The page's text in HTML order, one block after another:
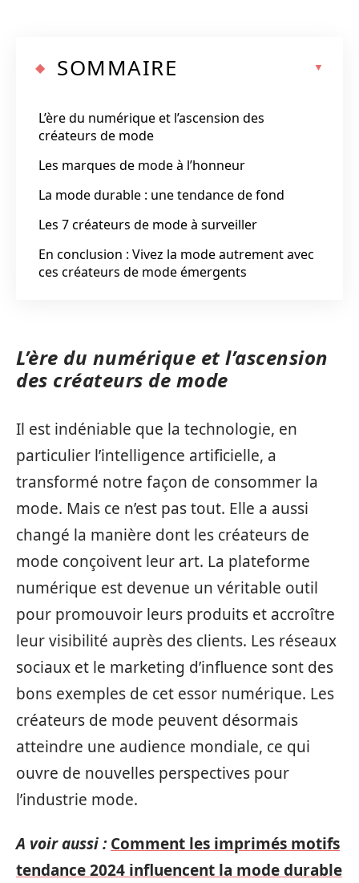
SOMMAIRE
L’ère du numérique et l’ascension des
créateurs de mode
Les marques de mode à l’honneur
La mode durable : une tendance de fond
Les 7 créateurs de mode à surveiller
En conclusion : Vivez la mode autrement avec
ces créateurs de mode émergents
L’ère du numérique et l’ascension
des créateurs de mode
Il est indéniable que la technologie, en
particulier l’intelligence artificielle, a
transformé notre façon de consommer la
mode. Mais ce n’est pas tout. Elle a aussi
changé la manière dont les créateurs de
mode conçoivent leur art. La plateforme
numérique est devenue un véritable outil
pour promouvoir leurs produits et accroître
leur visibilité auprès des clients. Les réseaux
sociaux et le marketing d’influence sont des
bons exemples de cet essor numérique. Les
créateurs de mode peuvent désormais
atteindre une audience mondiale, ce qui
ouvre de nouvelles perspectives pour
l’industrie mode.
A voir aussi : Comment les imprimés motifs
tendance 2024 influencent la mode durable